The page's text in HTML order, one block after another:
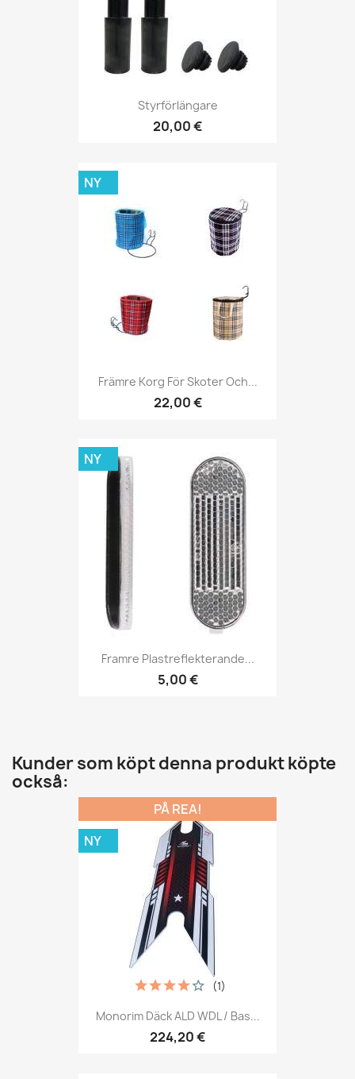
Styrförlängare
20,00 €
Främre Korg För Skoter Och...
22,00 €
NY
Framre Plastreflekterande...
5,00 €
NY
Kunder som köpt denna produkt köpte
också:
Monorim Däck ALD WDL / Bas...
224,20 €
(1)
PÅ REA!
NY